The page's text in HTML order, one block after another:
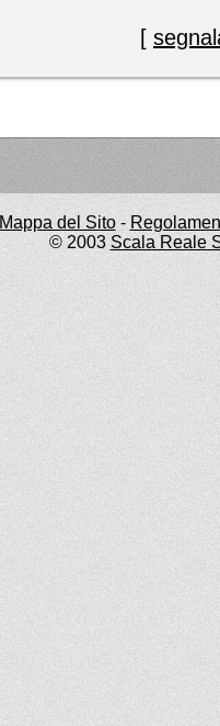
[
Mappa del Sito-
© 2003 Scala Reale